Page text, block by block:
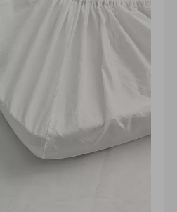
favorieten